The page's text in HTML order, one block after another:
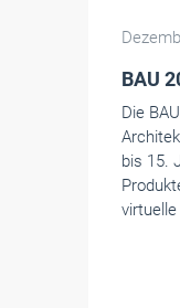
BAU
Die
bis 15.